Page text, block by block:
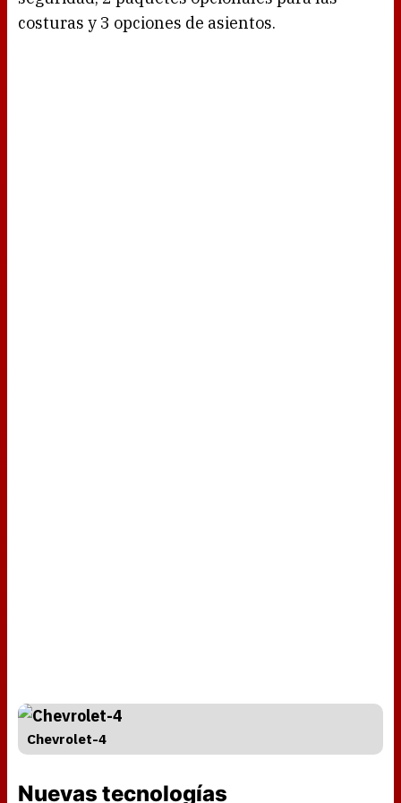
costuras y 3 opciones de asientos.
Chevrolet-4
Nuevas tecnologías